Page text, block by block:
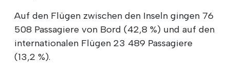
Auf den Flügen zwischen den Inseln gingen 76
508 Passagiere von Bord (42,8 %) und auf den
internationalen Flügen 23 489 Passagiere
(13,2 %).